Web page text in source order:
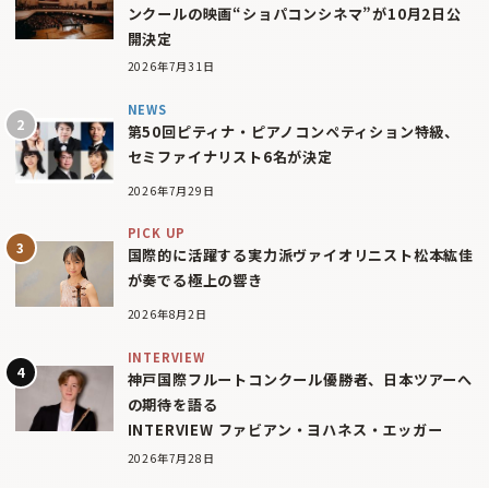
ンクールの映画“ショパコンシネマ”が10月2日公
開決定
2026年7月31日
NEWS
第50回ピティナ・ピアノコンペティション特級、
セミファイナリスト6名が決定
2026年7月29日
PICK UP
国際的に活躍する実力派ヴァイオリニスト松本紘佳
が奏でる極上の響き
2026年8月2日
INTERVIEW
神戸国際フルートコンクール優勝者、日本ツアーへ
の期待を語る
INTERVIEW ファビアン・ヨハネス・エッガー
2026年7月28日